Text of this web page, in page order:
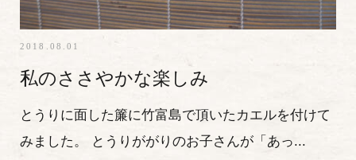
2018.08.01
私のささやかな楽しみ
とうりに面した簾に竹富島で頂いたカエルを付けて
みました。 とうりががりのお子さんが「あっ...